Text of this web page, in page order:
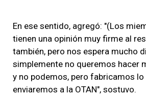
En ese sentido, agregó: "(Los
tienen una opinión muy firme al
también, pero nos espera mucho
simplemente no queremos hacer
y no podemos, pero fabricamos
enviaremos a la OTAN", sostuvo.